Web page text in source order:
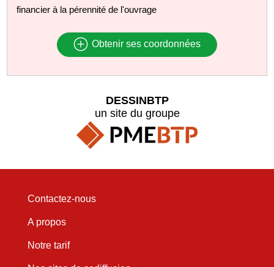
financier à la pérennité de l'ouvrage
Obtenir ses coordonnées
DESSINBTP
un site du groupe
Contactez-nous
A propos
Notre tarif